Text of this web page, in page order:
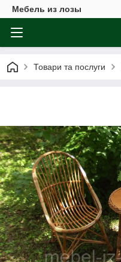
Мебель из лозы
Товари та послуги